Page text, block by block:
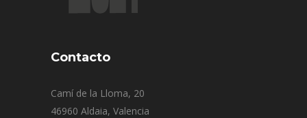
Contacto
Camí de la Lloma, 20
46960 Aldaia, Valencia